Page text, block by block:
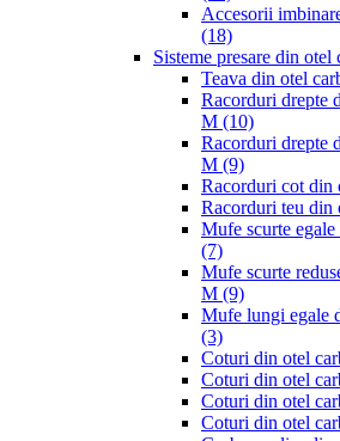
Accesorii
(18)
Sisteme presare din
Teava din otel
Racorduri drepte
M (10)
Racorduri drepte
M (9)
Racorduri cot din
Racorduri teu din
Mufe scurte
(7)
Mufe scurte
M (9)
Mufe lungi egale
(3)
Coturi din otel
Coturi din otel
Coturi din otel
Coturi din otel